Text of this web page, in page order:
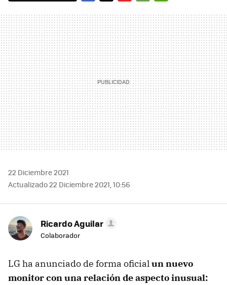
MAIL
22 Diciembre 2021
Actualizado 22 Diciembre 2021, 10:56
Ricardo Aguilar
Colaborador
LG ha anunciado de forma oficialun nuevo
monitor con una relación de aspecto inusual: